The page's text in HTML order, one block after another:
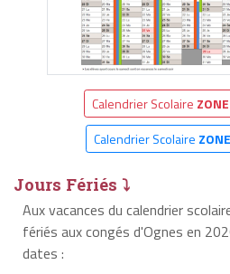
Calendrier Scolaire
Calendrier Scolaire
Jours Fériés ⤵
Aux vacances du calendrier
fériés aux congés d'Ognes en
dates :